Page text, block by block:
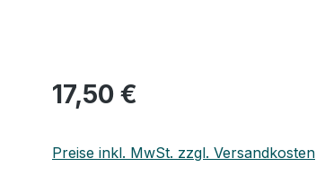
Regulärer Preis:
17,50 €
Preise inkl. MwSt. zzgl. Versandkosten